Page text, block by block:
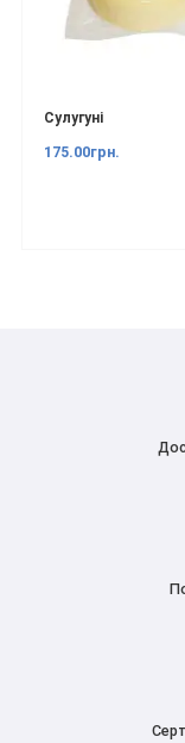
Сулугуні
175.00грн.